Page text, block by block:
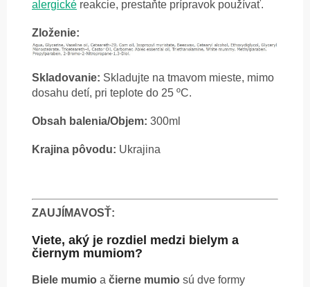
alergické reakcie, prestaňte prípravok používať.
Zloženie:
Skladovanie: Skladujte na tmavom mieste, mimo
dosahu detí, pri teplote do 25 ºC.
Obsah balenia/Objem: 300ml
Krajina pôvodu: Ukrajina
ZAUJÍMAVOSŤ:
Viete, aký je rozdiel medzi bielym a
čiernym mumiom?
Biele mumio a čierne mumio sú dve formy